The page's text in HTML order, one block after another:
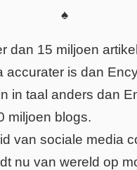
♠
dan 15 miljoen
accurater is dan
in taal anders dan
miljoen blogs.
van sociale media
nu van wereld op